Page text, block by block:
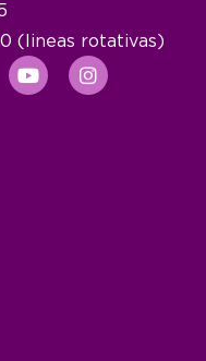
(lineas rotativas)